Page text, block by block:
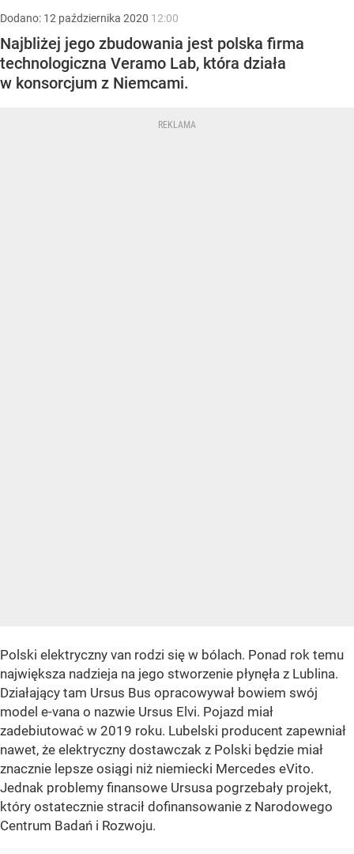
Dodano: 12 października 2020 12:00
Najbliżej jego zbudowania jest polska firma
technologiczna Veramo Lab, która działa
w konsorcjum z Niemcami.
Polski elektryczny van rodzi się w bólach. Ponad rok temu
największa nadzieja na jego stworzenie płynęła z Lublina.
Działający tam Ursus Bus opracowywał bowiem swój
model e-vana o nazwie Ursus Elvi. Pojazd miał
zadebiutować w 2019 roku. Lubelski producent zapewniał
nawet, że elektryczny dostawczak z Polski będzie miał
znacznie lepsze osiągi niż niemiecki Mercedes eVito.
Jednak problemy finansowe Ursusa pogrzebały projekt,
który ostatecznie stracił dofinansowanie z Narodowego
Centrum Badań i Rozwoju.